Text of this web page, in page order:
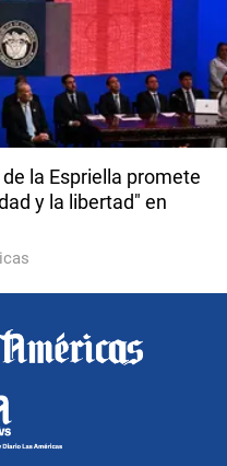
la Espriella promete
y la libertad" en